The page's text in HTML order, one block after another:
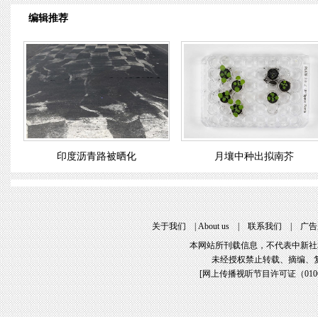
编辑推荐
印度沥青路被晒化 月壤中种出拟南芥
关于我们 | About u | 联系我们 | 广
本网站所刊载信息，不代表中新
未经授权禁止转载、摘编、
[网上传播视听节目许可证（